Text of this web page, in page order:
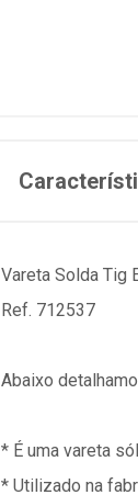
Vareta Solda Tig
Ref. 712537
Abaixo
* É uma vareta
* Utilizado na